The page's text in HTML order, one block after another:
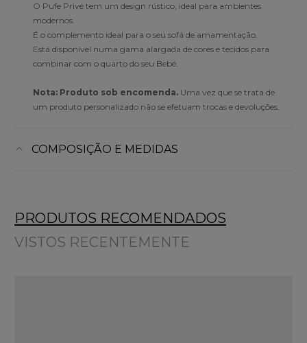
O Pufe Privé tem um design rústico, ideal para ambientes
modernos.
É o complemento ideal para o seu sofá de amamentação.
Está disponível numa gama alargada de cores e tecidos para
combinar com o quarto do seu Bebé.
Nota: Produto sob encomenda. Uma vez que se trata de
um produto personalizado não se efetuam trocas e devoluções.
COMPOSIÇÃO E MEDIDAS
PRODUTOS RECOMENDADOS
VISTOS RECENTEMENTE